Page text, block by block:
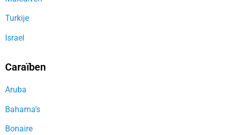
Turkije
Israel
Caraïben
Aruba
Bahama’s
Bonaire